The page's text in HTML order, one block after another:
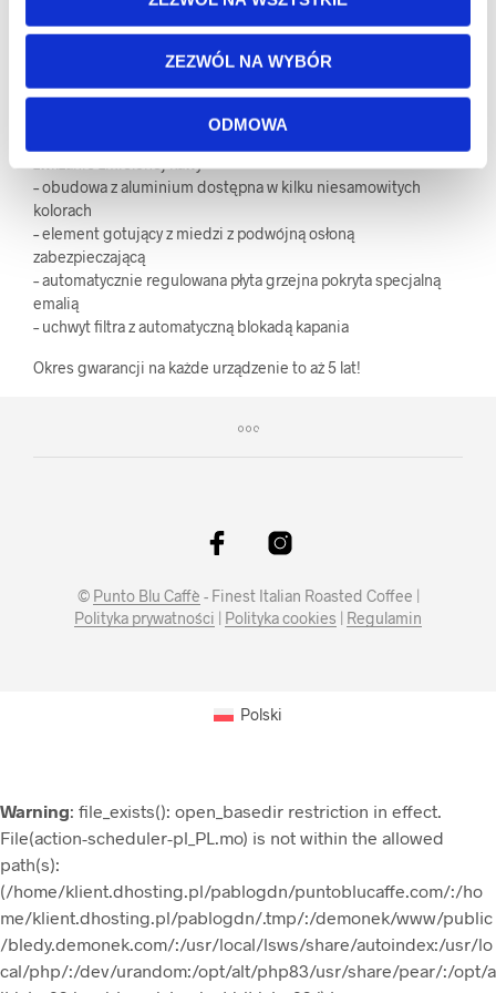
ZEZWÓL NA WYBÓR
ODMOWA
– wyłączanie automatyczne
– dzbanek o pojemności 1,25 litra (ok. 10 filiżanek)
– dzbanek z pokrywką i mieszadłem zapewniającym
równomierne parzenie kawy
– obudowa z aluminium dostępna w kilku niesamowitych
kolorach
– element gotujący z miedzi z podwójną osłoną
zabezpieczającą
– automatycznie regulowana płyta grzejna pokryta specjalną
emalią
– uchwyt filtra z automatyczną blokadą kapania
Okres gwarancji na każde urządzenie to aż 5 lat!
© Punto Blu Caffè - Finest Italian Roasted Coffee |
Polityka prywatności | Polityka cookies | Regulamin
Polski
Warning: file_exists(): open_basedir restriction in effect.
File(action-scheduler-pl_PL.mo) is not within the allowed
path(s):
(/home/klient.dhosting.pl/pablogdn/puntoblucaffe.com/:/ho
me/klient.dhosting.pl/pablogdn/.tmp/:/demonek/www/public
/bledy.demonek.com/:/usr/local/lsws/share/autoindex:/usr/lo
cal/php/:/dev/urandom:/opt/alt/php83/usr/share/pear/:/opt/a